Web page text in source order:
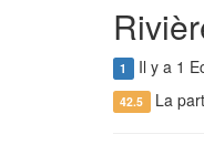
1 Il y a 1
42.5 La